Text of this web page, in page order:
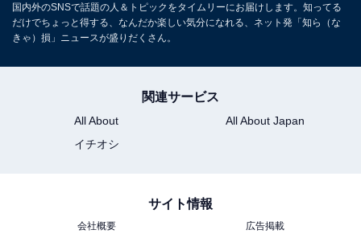
国内外のSNSで話題の人＆トピックをタイムリーにお届けします。知ってる
だけでちょっと得する、なんだか楽しい気分になれる、ネット発「知ら（な
きゃ）損」ニュースが盛りだくさん。
関連サービス
All About
All About Japan
イチオシ
サイト情報
会社概要
広告掲載